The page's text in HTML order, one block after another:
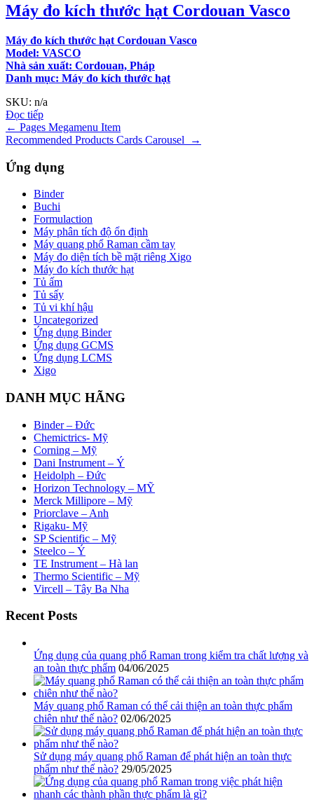
Máy đo kích thước hạt Cordouan Vasco
Máy đo kích thước hạt Cordouan Vasco
Model: VASCO
Nhà sản xuất: Cordouan, Pháp
Danh mục: Máy đo kích thước hạt
SKU: n/a
Đọc tiếp
Điều
hướng
bài
← Pages Megamenu Item
Recommended Products Cards Carousel
→
Ứng dụng
Binder
Buchi
Formulaction
Máy phân tích độ ổn định
Máy quang phổ Raman cầm tay
Máy đo diện tích bề mặt riêng Xigo
Máy đo kích thước hạt
Tủ ấm
Tủ sấy
Tủ vi khí hậu
Uncategorized
Ứng dụng Binder
Ứng dụng GCMS
Ứng dụng LCMS
Xigo
DANH MỤC HÃNG
Binder – Đức
Chemictrics- Mỹ
Corning – Mỹ
Dani Instrument – Ý
Heidolph – Đức
Horizon Technology – MỸ
Merck Millipore – Mỹ
Priorclave – Anh
Rigaku- Mỹ
SP Scientific – Mỹ
Steelco – Ý
TE Instrument – Hà lan
Thermo Scientific – Mỹ
Vircell – Tây Ba Nha
Recent Posts
Ứng dụng của quang phổ Raman trong kiểm tra chất lượng và
an toàn thực phẩm 04/06/2025
Máy quang phổ Raman có thể cải thiện an toàn thực phẩm
chiên như thế nào? 02/06/2025
Sử dụng máy quang phổ Raman để phát hiện an toàn thực
phẩm như thế nào? 29/05/2025